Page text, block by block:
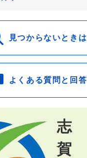
見つからないときは
よくある質問と回答
志
賀